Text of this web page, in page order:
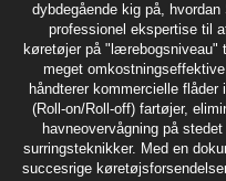
dybdegående kig på,
professionel ekspertise til
køretøjer på "lærebogsniveau"
meget
håndterer kommercielle
(Roll-on/Roll-off) fartøjer,
havneovervågning på
surringsteknikker. Med en
succesrige